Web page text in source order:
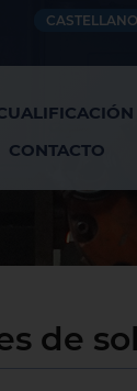
CASTELLANO
CONTACTO
de